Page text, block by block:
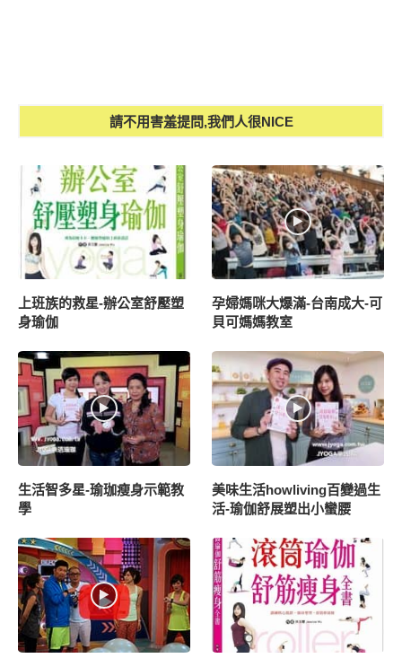
請不用害羞提問,我們人很NICE
上班族的救星-辦公室舒壓塑
身瑜伽
孕婦媽咪大爆滿-台南成大-可
貝可媽媽教室
生活智多星-瑜珈瘦身示範教
學
美味生活howliving百變過生
活-瑜伽舒展塑出小蠻腰